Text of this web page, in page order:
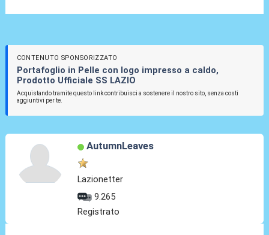
CONTENUTO SPONSORIZZATO
Portafoglio in Pelle con logo impresso a caldo,
Prodotto Ufficiale SS LAZIO
Acquistando tramite questo link contribuisci a sostenere il nostro sito, senza costi
aggiuntivi per te.
AutumnLeaves
Lazionetter
9.265
Registrato